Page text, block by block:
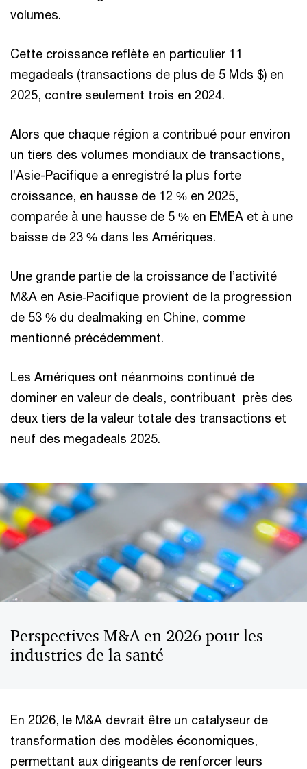
volumes.
Cette croissance reflète en particulier 11
megadeals (transactions de plus de 5 Mds $) en
2025, contre seulement trois en 2024.
Alors que chaque région a contribué pour environ
un tiers des volumes mondiaux de transactions,
l’Asie-Pacifique a enregistré la plus forte
croissance, en hausse de 12 % en 2025,
comparée à une hausse de 5 % en EMEA et à une
baisse de 23 % dans les Amériques.
Une grande partie de la croissance de l’activité
M&A en Asie‑Pacifique provient de la progression
de 53 % du dealmaking en Chine, comme
mentionné précédemment.
Les Amériques ont néanmoins continué de
dominer en valeur de deals, contribuant près des
deux tiers de la valeur totale des transactions et
neuf des megadeals 2025.
Perspectives M&A en 2026 pour les
industries de la santé
En 2026, le M&A devrait être un catalyseur de
transformation des modèles économiques,
permettant aux dirigeants de renforcer leurs